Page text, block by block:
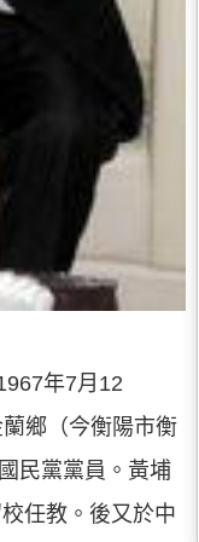
年7月12
鄉（今衡陽市衡
民黨黨員。黃埔
任教。後又於中